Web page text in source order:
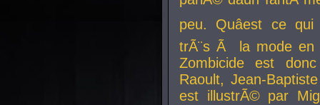
peu. Quâest ce
trÃ¨s Ã la mode en
Zombicide est
Raoult, Jean-
est illustrÃ© par